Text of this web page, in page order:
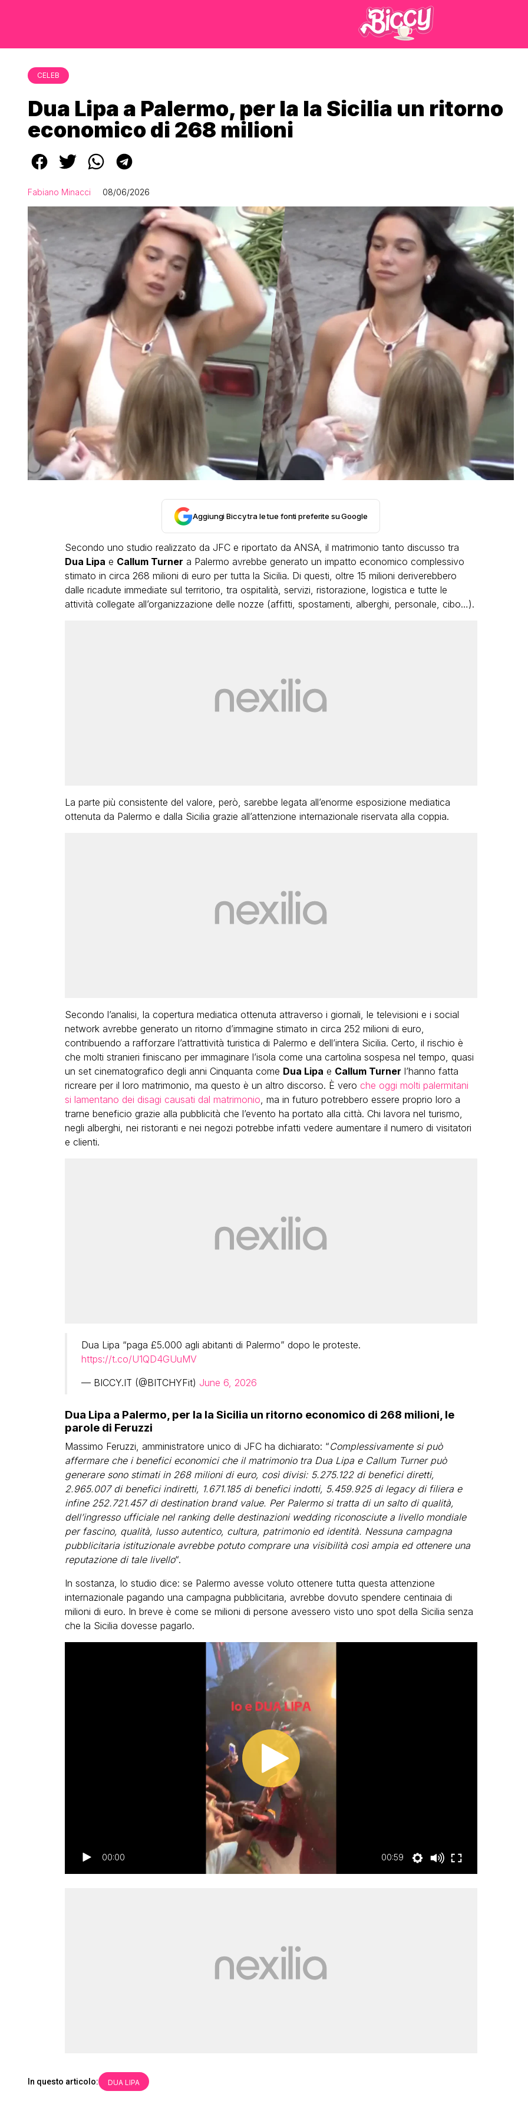
CELEB
Dua Lipa a Palermo, per la la Sicilia un ritorno
economico di 268 milioni
Fabiano Minacci 08/06/2026
Aggiungi Biccy tra le tue fonti preferite su Google
Secondo uno studio realizzato da JFC e riportato da ANSA, il matrimonio tanto discusso tra
Dua Lipa e Callum Turner a Palermo avrebbe generato un impatto economico complessivo
stimato in circa 268 milioni di euro per tutta la Sicilia. Di questi, oltre 15 milioni deriverebbero
dalle ricadute immediate sul territorio, tra ospitalità, servizi, ristorazione, logistica e tutte le
attività collegate all’organizzazione delle nozze (affitti, spostamenti, alberghi, personale, cibo…).
La parte più consistente del valore, però, sarebbe legata all’enorme esposizione mediatica
ottenuta da Palermo e dalla Sicilia grazie all’attenzione internazionale riservata alla coppia.
Secondo l’analisi, la copertura mediatica ottenuta attraverso i giornali, le televisioni e i social
network avrebbe generato un ritorno d’immagine stimato in circa 252 milioni di euro,
contribuendo a rafforzare l’attrattività turistica di Palermo e dell’intera Sicilia. Certo, il rischio è
che molti stranieri finiscano per immaginare l’isola come una cartolina sospesa nel tempo, quasi
un set cinematografico degli anni Cinquanta come Dua Lipa e Callum Turner l’hanno fatta
ricreare per il loro matrimonio, ma questo è un altro discorso. È vero che oggi molti palermitani
si lamentano dei disagi causati dal matrimonio, ma in futuro potrebbero essere proprio loro a
trarne beneficio grazie alla pubblicità che l’evento ha portato alla città. Chi lavora nel turismo,
negli alberghi, nei ristoranti e nei negozi potrebbe infatti vedere aumentare il numero di visitatori
e clienti.
Dua Lipa “paga £5.000 agli abitanti di Palermo” dopo le proteste.
https://t.co/U1QD4GUuMV
— BICCY.IT (@BITCHYFit) June 6, 2026
Dua Lipa a Palermo, per la la Sicilia un ritorno economico di 268 milioni, le
parole di Feruzzi
Massimo Feruzzi, amministratore unico di JFC ha dichiarato: “Complessivamente si può
affermare che i benefici economici che il matrimonio tra Dua Lipa e Callum Turner può
generare sono stimati in 268 milioni di euro, così divisi: 5.275.122 di benefici diretti,
2.965.007 di benefici indiretti, 1.671.185 di benefici indotti, 5.459.925 di legacy di filiera e
infine 252.721.457 di destination brand value. Per Palermo si tratta di un salto di qualità,
dell’ingresso ufficiale nel ranking delle destinazioni wedding riconosciute a livello mondiale
per fascino, qualità, lusso autentico, cultura, patrimonio ed identità. Nessuna campagna
pubblicitaria istituzionale avrebbe potuto comprare una visibilità così ampia ed ottenere una
reputazione di tale livello“.
In sostanza, lo studio dice: se Palermo avesse voluto ottenere tutta questa attenzione
internazionale pagando una campagna pubblicitaria, avrebbe dovuto spendere centinaia di
milioni di euro. In breve è come se milioni di persone avessero visto uno spot della Sicilia senza
che la Sicilia dovesse pagarlo.
00:00 00:59
In questo articolo: DUA LIPA